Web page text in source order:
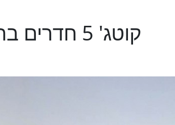
קוטג' 5 חדרים בהשרון, מגדל העמק